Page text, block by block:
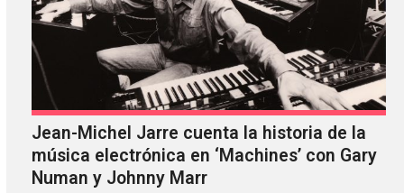
Jean-Michel Jarre cuenta la historia de la
música electrónica en ‘Machines’ con Gary
Numan y Johnny Marr